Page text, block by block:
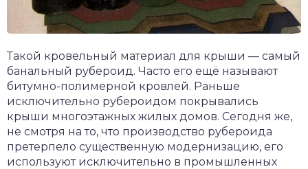
Такой кровельный материал для крыши — самый
банальный рубероид. Часто его ещё называют
битумно-полимерной кровлей. Раньше
исключительно рубероидом покрывались
крыши многоэтажных жилых домов. Сегодня же,
не смотря на то, что производство рубероида
претерпело существенную модернизацию, его
используют исключительно в промышленных